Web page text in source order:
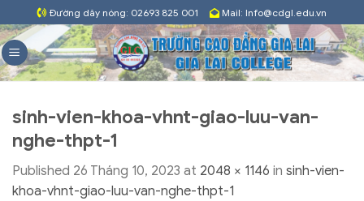
to
content
Đường dây nóng: 02693 825 001 Mail: Info@cdgl.edu.vn
sinh-vien-khoa-vhnt-giao-luu-van-
nghe-thpt-1
Published 26 Tháng 10, 2023 at 2048 × 1146 in sinh-vien-
khoa-vhnt-giao-luu-van-nghe-thpt-1